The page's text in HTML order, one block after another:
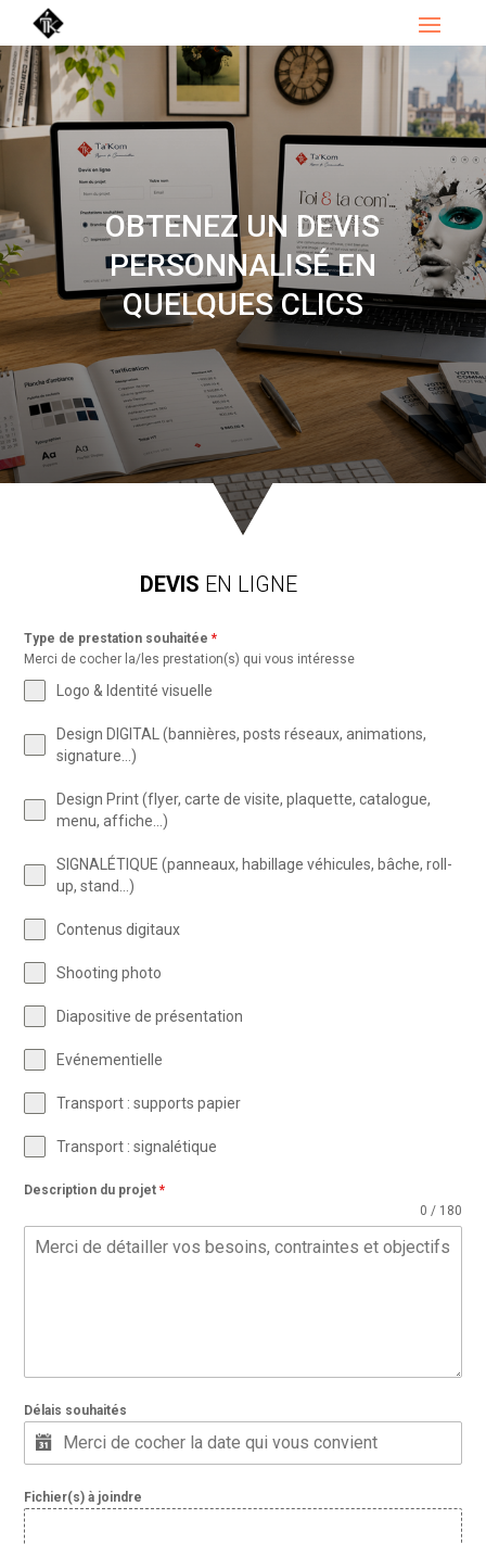
OBTENEZ UN DEVIS
PERSONNALISÉ EN
QUELQUES CLICS
DEVIS EN LIGNE
Type de prestation souhaitée*
Merci de cocher la/les prestation(s) qui vous intéresse
Logo & Identité visuelle
Design DIGITAL (bannières, posts réseaux, animations,
signature…)
Design Print (flyer, carte de visite, plaquette, catalogue,
menu, affiche...)
SIGNALÉTIQUE (panneaux, habillage véhicules, bâche, roll-
up, stand…)
Contenus digitaux
Shooting photo
Diapositive de présentation
Evénementielle
Transport : supports papier
Transport : signalétique
Description du projet*
0 / 180
Délais souhaités
Fichier(s) à joindre